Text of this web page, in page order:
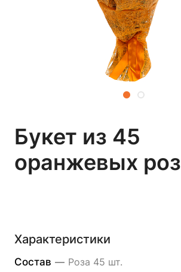
Букет из 45
оранжевых роз
Характеристики
Состав — Роза 45 шт.